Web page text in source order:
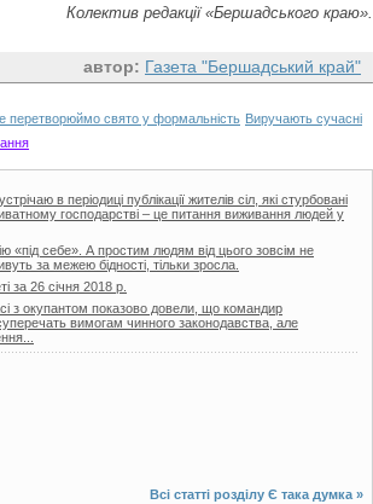
Колектив редакції «Бершадського краю».
автор: Газета "Бершадський край"
перетворюймо свято у формальність Виручають сучасні
в періодиці публікації жителів сіл, які стурбовані
господарстві – це питання виживання людей у
«під себе». А простим людям від цього зовсім не
за межею бідності, тільки зросла.
за 26 січня 2018 р.
з окупантом показово довели, що командир
вимогам чинного законодавства, але
Всі статті розділу Є така думка »